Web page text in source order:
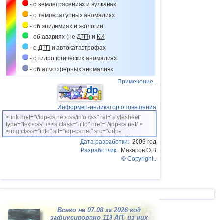
Мьянме
09.03Аварийная посадка самолета в Нью-
Джерси
11.03 Аварийная посадка самолета в
Красноярске
11.03Аварийная посадка самолета в
Таиланде
Аварийная посадка самолета в
Екатеринбурге
Аварийная посадка самолета в
20.03 Крушение самолета в Подмосковье
20.03Аварийная посадка самолета в
Сиднее
Наводнения на Гавайях
Крушение вертолета в Катаре
Йорке
31.03
Крушение самолета в Крыму
- о землетрясениях и вулканах
- о температурных аномалиях
- об эпидемиях и экологии
- об авариях (не ДТП) и КИ
- о ДТП и автокатастрофах
- о гидрологических аномалиях
- об атмосферных аномалиях
Применение...
Информер-индикатор оповещения:
<link href="//idp-cs.net/css/info.css" rel="stylesheet"
type="text/css" /><a class="info" href="//idp-cs.net/">
<img class="info" alt="idp-cs.net" src="//idp-
cs.net/pix/idpinfok_sm.gif" width=88 height=31 /></a>
Дата разработки: 2009 год.
Разработчик: Макаров О.В.
© Copyright...
Всего на 07.08 за 2026 год
зафиксировано 119 АП, из них